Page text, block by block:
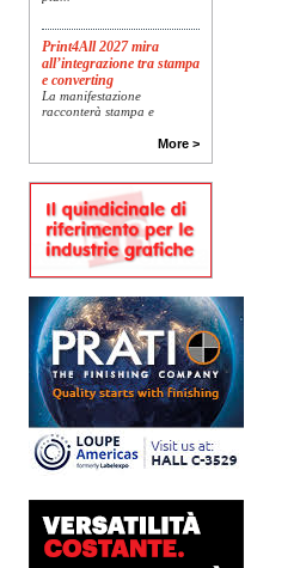
Print4All 2027 mira
all’integrazione tra stampa
e converting
La manifestazione
racconterà stampa e
converting a 360 gradi: dal
package printing alle
Una...
Platinum Technologies
presenta SIGNATURE
sviluppo e analisi
approfondita delle reali
esigenze produttive del
mercato, Platinum
Technologies, centro
europeo di ricerca e...
Nava Press sceglie
AccurioJet 30000
Nava Press ha scelto di
integrare nel proprio
Minolta, il sistema inkjet UV
LED B2+ progettato per...
More >